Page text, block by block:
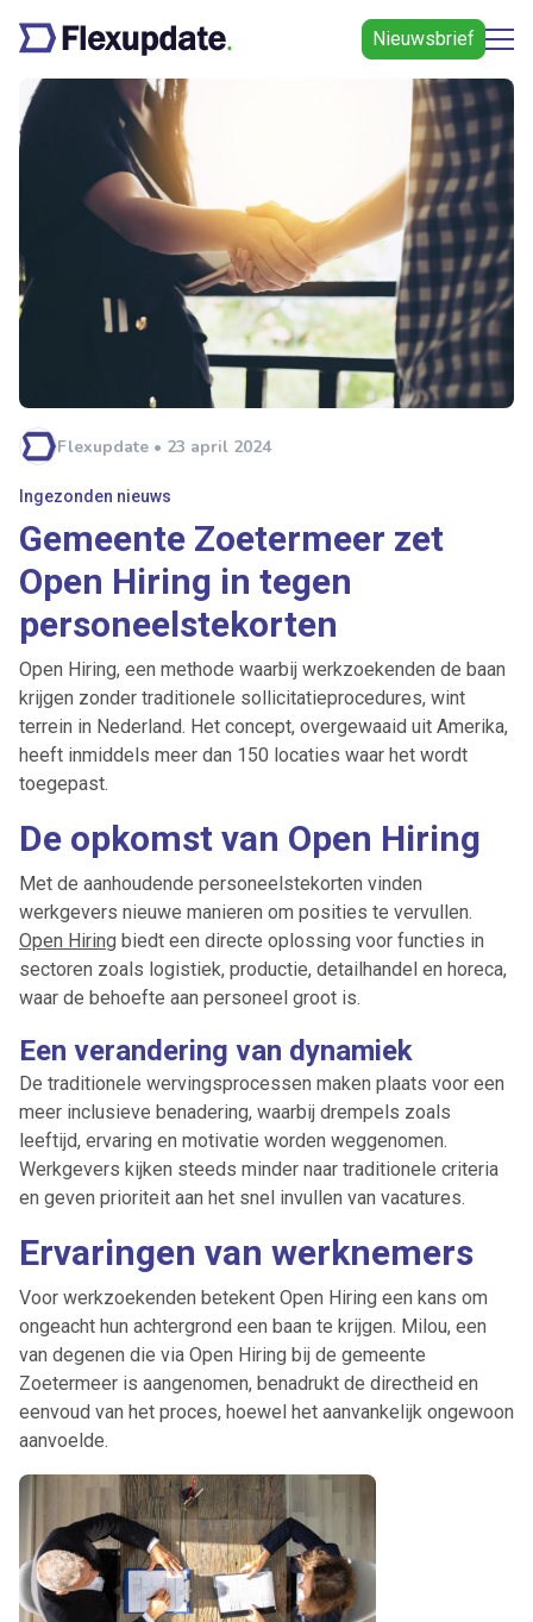
Nieuwsbrief
Flexupdate • 23 april 2024
Ingezonden nieuws
Gemeente Zoetermeer zet
Open Hiring in tegen
personeelstekorten
Open Hiring, een methode waarbij werkzoekenden de baan
krijgen zonder traditionele sollicitatieprocedures, wint
terrein in Nederland. Het concept, overgewaaid uit Amerika,
heeft inmiddels meer dan 150 locaties waar het wordt
toegepast.
De opkomst van Open Hiring
Met de aanhoudende personeelstekorten vinden
werkgevers nieuwe manieren om posities te vervullen.
Open Hiring biedt een directe oplossing voor functies in
sectoren zoals logistiek, productie, detailhandel en horeca,
waar de behoefte aan personeel groot is.
Een verandering van dynamiek
De traditionele wervingsprocessen maken plaats voor een
meer inclusieve benadering, waarbij drempels zoals
leeftijd, ervaring en motivatie worden weggenomen.
Werkgevers kijken steeds minder naar traditionele criteria
en geven prioriteit aan het snel invullen van vacatures.
Ervaringen van werknemers
Voor werkzoekenden betekent Open Hiring een kans om
ongeacht hun achtergrond een baan te krijgen. Milou, een
van degenen die via Open Hiring bij de gemeente
Zoetermeer is aangenomen, benadrukt de directheid en
eenvoud van het proces, hoewel het aanvankelijk ongewoon
aanvoelde.